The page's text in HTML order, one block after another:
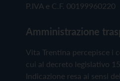
P.IVA e C.F. 00199960220
Amministrazione
Vita Trentina percepisce
cui al decreto legislativo
Indicazione resa ai sensi